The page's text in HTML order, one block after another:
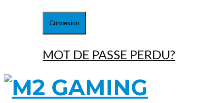
MOT DE PASSE PERDU?